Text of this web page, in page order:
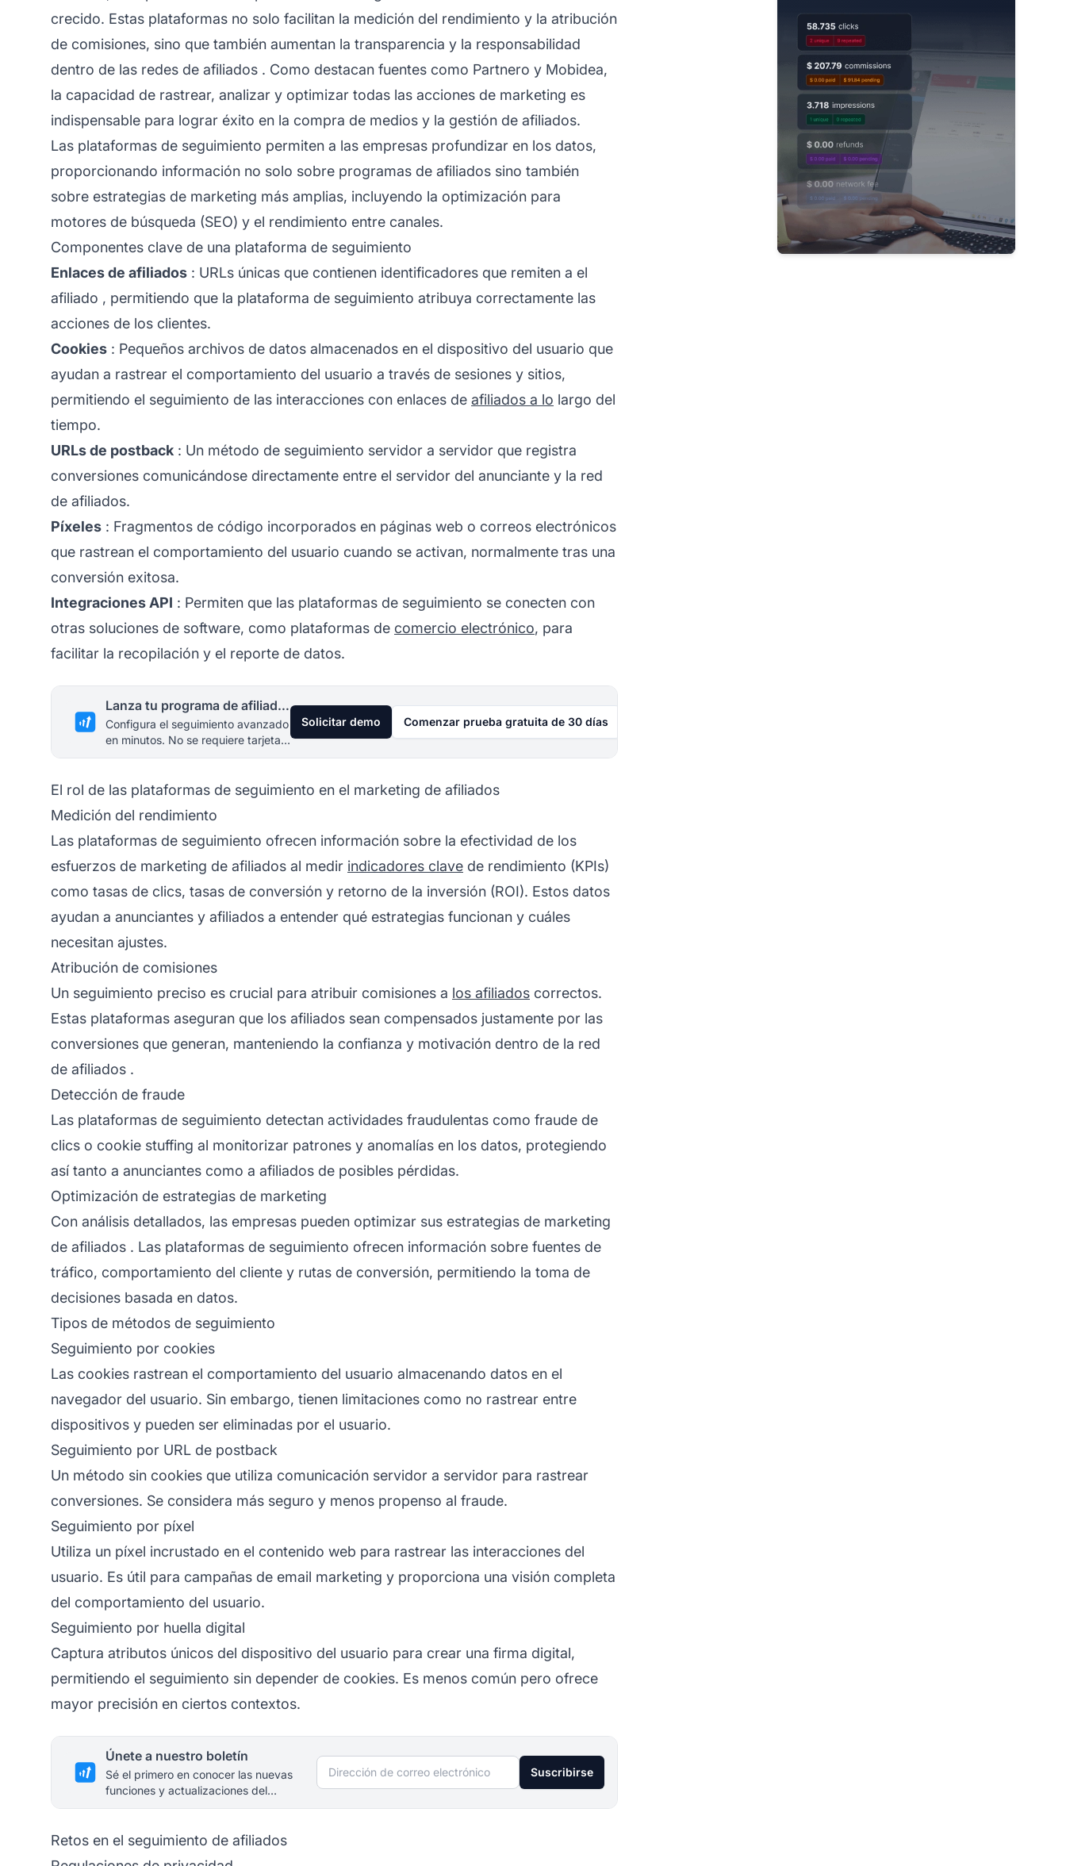
crecido. Estas plataformas no solo facilitan la medición del rendimiento y la atribución
de comisiones, sino que también aumentan la transparencia y la responsabilidad
dentro de las redes de afiliados . Como destacan fuentes como Partnero y Mobidea,
la capacidad de rastrear, analizar y optimizar todas las acciones de marketing es
indispensable para lograr éxito en la compra de medios y la gestión de afiliados.
Las plataformas de seguimiento permiten a las empresas profundizar en los datos,
proporcionando información no solo sobre programas de afiliados sino también
sobre estrategias de marketing más amplias, incluyendo la optimización para
motores de búsqueda (SEO) y el rendimiento entre canales.
Componentes clave de una plataforma de seguimiento
Enlaces de afiliados : URLs únicas que contienen identificadores que remiten a el
afiliado , permitiendo que la plataforma de seguimiento atribuya correctamente las
acciones de los clientes.
Cookies : Pequeños archivos de datos almacenados en el dispositivo del usuario que
ayudan a rastrear el comportamiento del usuario a través de sesiones y sitios,
permitiendo el seguimiento de las interacciones con enlaces de afiliados a lo largo del
tiempo.
URLs de postback : Un método de seguimiento servidor a servidor que registra
conversiones comunicándose directamente entre el servidor del anunciante y la red
de afiliados.
Píxeles : Fragmentos de código incorporados en páginas web o correos electrónicos
que rastrean el comportamiento del usuario cuando se activan, normalmente tras una
conversión exitosa.
Integraciones API : Permiten que las plataformas de seguimiento se conecten con
otras soluciones de software, como plataformas de comercio electrónico, para
facilitar la recopilación y el reporte de datos.
Lanza tu programa de afiliados hoy
Configura el seguimiento avanzado
en minutos. No se requiere tarjeta
de crédito.
Solicitar demo Comenzar prueba gratuita de 30 días
El rol de las plataformas de seguimiento en el marketing de afiliados
Medición del rendimiento
Las plataformas de seguimiento ofrecen información sobre la efectividad de los
esfuerzos de marketing de afiliados al medir indicadores clave de rendimiento (KPIs)
como tasas de clics, tasas de conversión y retorno de la inversión (ROI). Estos datos
ayudan a anunciantes y afiliados a entender qué estrategias funcionan y cuáles
necesitan ajustes.
Atribución de comisiones
Un seguimiento preciso es crucial para atribuir comisiones a los afiliados correctos.
Estas plataformas aseguran que los afiliados sean compensados justamente por las
conversiones que generan, manteniendo la confianza y motivación dentro de la red
de afiliados .
Detección de fraude
Las plataformas de seguimiento detectan actividades fraudulentas como fraude de
clics o cookie stuffing al monitorizar patrones y anomalías en los datos, protegiendo
así tanto a anunciantes como a afiliados de posibles pérdidas.
Optimización de estrategias de marketing
Con análisis detallados, las empresas pueden optimizar sus estrategias de marketing
de afiliados . Las plataformas de seguimiento ofrecen información sobre fuentes de
tráfico, comportamiento del cliente y rutas de conversión, permitiendo la toma de
decisiones basada en datos.
Tipos de métodos de seguimiento
Seguimiento por cookies
Las cookies rastrean el comportamiento del usuario almacenando datos en el
navegador del usuario. Sin embargo, tienen limitaciones como no rastrear entre
dispositivos y pueden ser eliminadas por el usuario.
Seguimiento por URL de postback
Un método sin cookies que utiliza comunicación servidor a servidor para rastrear
conversiones. Se considera más seguro y menos propenso al fraude.
Seguimiento por píxel
Utiliza un píxel incrustado en el contenido web para rastrear las interacciones del
usuario. Es útil para campañas de email marketing y proporciona una visión completa
del comportamiento del usuario.
Seguimiento por huella digital
Captura atributos únicos del dispositivo del usuario para crear una firma digital,
permitiendo el seguimiento sin depender de cookies. Es menos común pero ofrece
mayor precisión en ciertos contextos.
Únete a nuestro boletín
Sé el primero en conocer las nuevas
funciones y actualizaciones del
producto.
Dirección de correo electrónico Suscribirse
Retos en el seguimiento de afiliados